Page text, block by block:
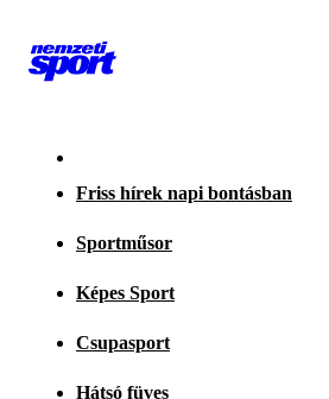
Friss hírek napi bontásban
Sportműsor
Képes Sport
Csupasport
Hátsó füves